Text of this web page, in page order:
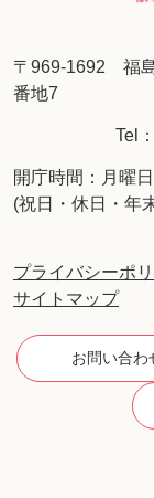
〒969-1692 福
番地7
Tel
開庁時間：月曜
(祝日・休日・年
プライバシーポ
サイトマップ
お問い合わ